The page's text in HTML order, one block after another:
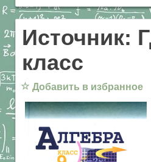
Источник:
класс
☆ Добавить в избранное